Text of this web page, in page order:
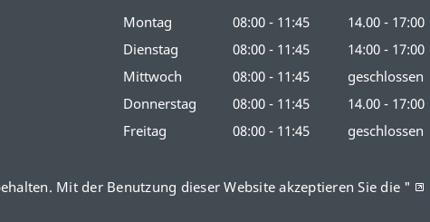
Montag 08:00 - 11:45
14.00 - 17:00
Dienstag
08:00 - 11:45
14:00 - 17:00
Mittwoch
08:00 - 11:45
geschlossen
Donnerstag
08:00 - 11:45
14.00 - 17:00
Freitag
08:00 - 11:45 geschlossen
Mit der Benutzung dieser Website akzeptieren Sie die "